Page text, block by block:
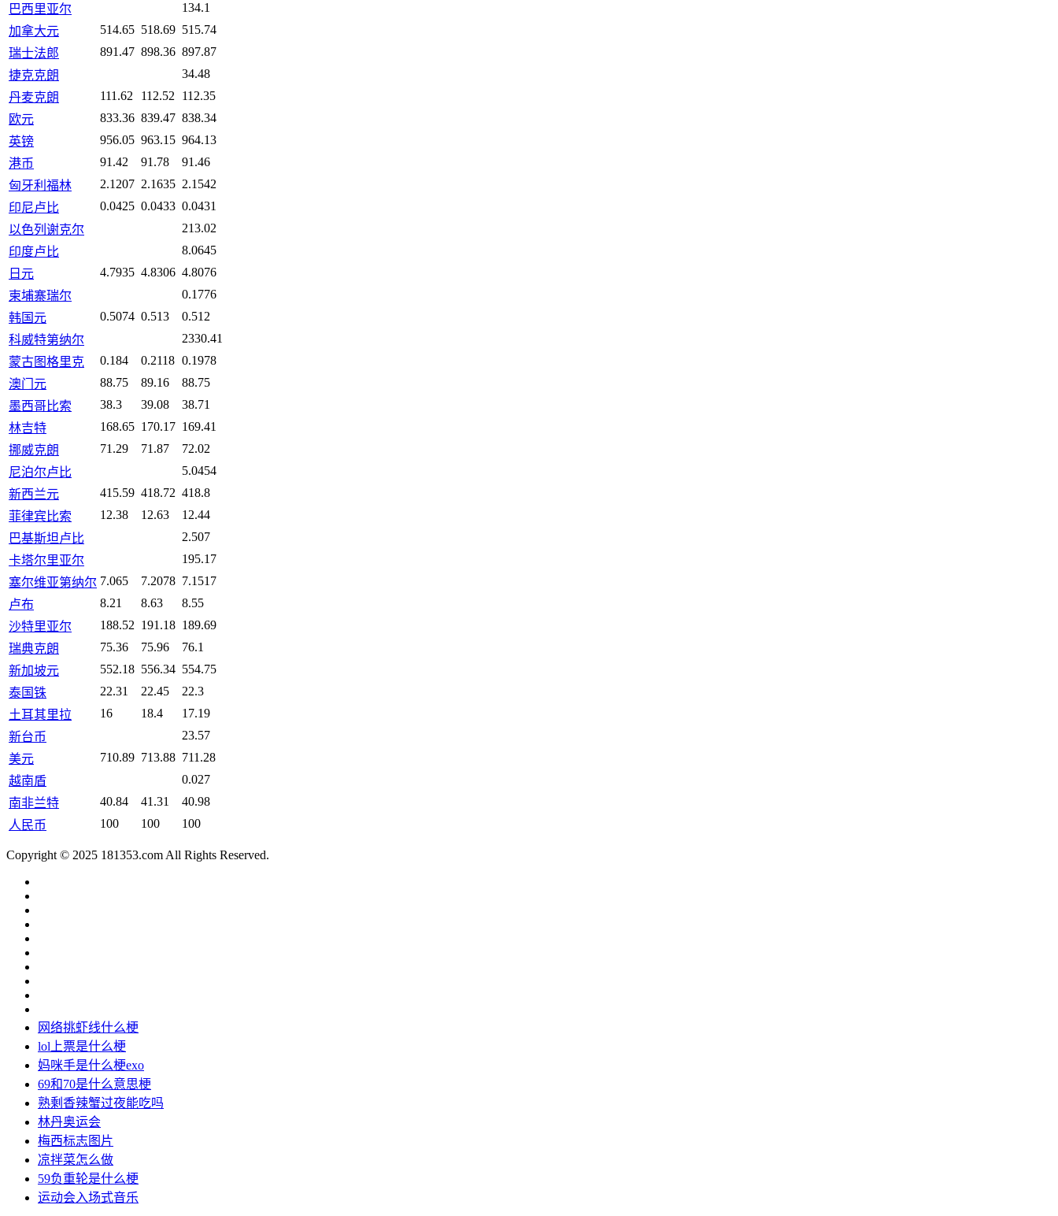
巴西里亚尔
134.1
加拿大元
514.65 518.69 515.74
瑞士法郎
891.47 898.36 897.87
捷克克朗
34.48
丹麦克朗
111.62 112.52
112.35
欧元
833.36 839.47 838.34
英镑
956.05 963.15 964.13
港币
91.42 91.78
91.46
匈牙利福林
2.1207 2.1635 2.1542
印尼卢比
0.0425 0.0433 0.0431
以色列谢克尔
213.02
印度卢比
8.0645
日元
4.7935 4.8306 4.8076
柬埔寨瑞尔
0.1776
韩国元
0.5074 0.513
0.512
科威特第纳尔
2330.41
蒙古图格里克
0.184 0.2118 0.1978
澳门元
88.75 89.16
88.75
墨西哥比索
38.3 39.08
38.71
林吉特
168.65 170.17 169.41
挪威克朗
71.29 71.87
72.02
尼泊尔卢比
5.0454
新西兰元
415.59 418.72 418.8
菲律宾比索
12.38 12.63
12.44
巴基斯坦卢比
2.507
卡塔尔里亚尔
195.17
塞尔维亚第纳尔 7.065 7.2078 7.1517
卢布
8.21 8.63
8.55
沙特里亚尔
188.52 191.18 189.69
瑞典克朗
75.36 75.96
76.1
新加坡元
552.18 556.34 554.75
泰国铢
22.31 22.45
22.3
土耳其里拉
16 18.4
17.19
新台币
23.57
美元
710.89 713.88 711.28
越南盾
0.027
南非兰特
40.84 41.31
40.98
人民币
100 100 100
Copyright © 2025 181353.com All Rights Reserved.
网络挑虾线什么梗
lol上票是什么梗
妈咪手是什么梗exo
69和70是什么意思梗
熟剩香辣蟹过夜能吃吗
林丹奥运会
梅西标志图片
凉拌菜怎么做
59负重轮是什么梗
运动会入场式音乐